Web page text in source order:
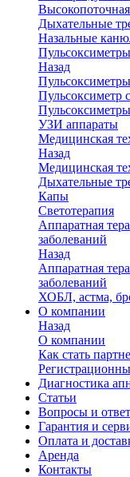
Дыхательные
Назальные
Пульсоксиметры
Назад
Пульсоксиметры
Пульсоксиметр
УЗИ аппараты
Медицинская
Назад
Медицинская
Дыхательные
Капы
Светотерапия
Аппаратная
заболеваний
Назад
Аппаратная
заболеваний
ХОБЛ, астма,
О компании
Назад
О компании
Как стать
Диагностика
Статьи
Вопросы и
Гарантия и
Оплата и
Аренда
Контакты